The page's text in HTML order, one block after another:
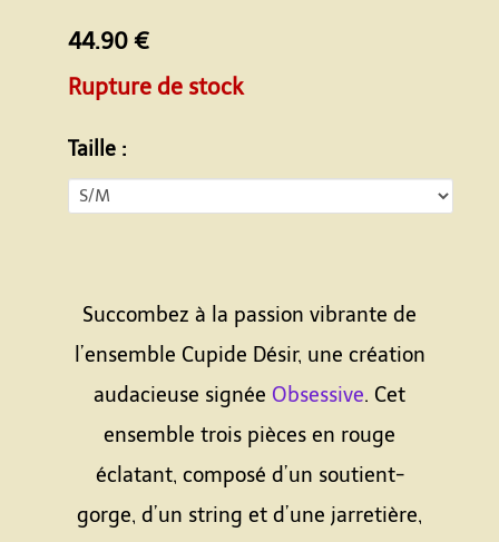
44.90 €
Rupture de stock
Taille :
Succombez à la passion vibrante de
l’ensemble Cupide Désir, une création
audacieuse signée Obsessive. Cet
ensemble trois pièces en rouge
éclatant, composé d’un soutient-
gorge, d’un string et d’une jarretière,